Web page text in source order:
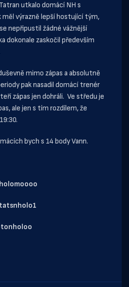
utkalo domácí NH s
výrazně lepší hostující tým,
nepřipustil žádné vážnější
dokonale zaskočil především
mimo zápas a absolutně
pak nasadil domácí trenér
zápas jen dohráli. Ve středu je
ale jen s tím rozdílem, že
bych s 14 body Vann.